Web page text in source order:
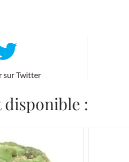
sur Twitter
disponible :